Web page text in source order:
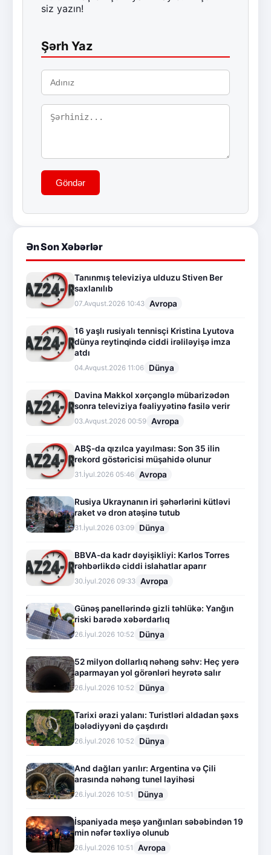
siz yazın!
Şərh Yaz
Göndər
Ən Son Xəbərlər
Tanınmış televiziya ulduzu Stiven Ber
saxlanılıb
07.Avqust.2026 10:43 Avropa
16 yaşlı rusiyalı tennisçi Kristina Lyutova
dünya reytinqində ciddi irəliləyişə imza
atdı
04.Avqust.2026 11:06 Dünya
Davina Makkol xərçənglə mübarizədən
sonra televiziya fəaliyyətinə fasilə verir
03.Avqust.2026 00:59 Avropa
ABŞ-da qızılca yayılması: Son 35 ilin
rekord göstəricisi müşahidə olunur
31.İyul.2026 05:46 Avropa
Rusiya Ukraynanın iri şəhərlərini kütləvi
raket və dron atəşinə tutub
31.İyul.2026 03:09 Dünya
BBVA-da kadr dəyişikliyi: Karlos Torres
rəhbərlikdə ciddi islahatlar aparır
30.İyul.2026 09:33 Avropa
Günəş panellərində gizli təhlükə: Yanğın
riski barədə xəbərdarlıq
26.İyul.2026 10:52 Dünya
52 milyon dollarlıq nəhəng səhv: Heç yerə
aparmayan yol görənləri heyrətə salır
26.İyul.2026 10:52 Dünya
Tarixi ərazi yalanı: Turistləri aldadan şəxs
bələdiyyəni də çaşdırdı
26.İyul.2026 10:52 Dünya
And dağları yarılır: Argentina və Çili
arasında nəhəng tunel layihəsi
26.İyul.2026 10:51 Dünya
İspaniyada meşə yanğınları səbəbindən 19
min nəfər təxliyə olunub
26.İyul.2026 10:51 Avropa